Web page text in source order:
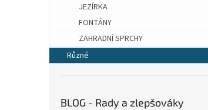
JEZÍRKA
FONTÁNY
ZAHRADNÍ SPRCHY
Různé
BLOG - Rady a zlepšováky